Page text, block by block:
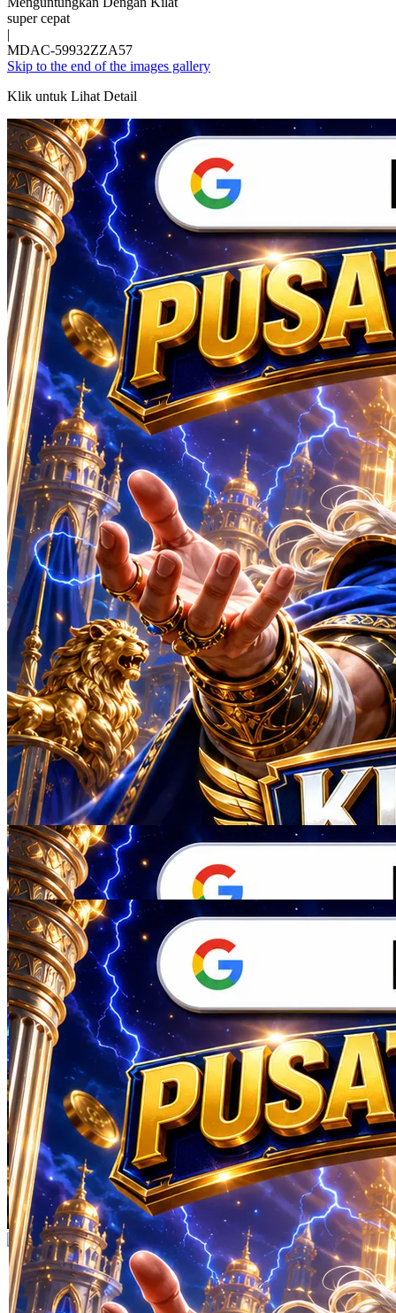
super cepat
|
MDAC-59932ZZA57
Skip to the end of the images gallery
Klik untuk Lihat Detail